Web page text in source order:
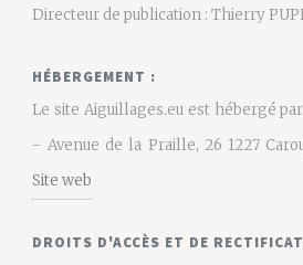
Directeur de publication : Thierry
HÉBERGEMENT :
Le site Aiguillages.eu est hébergé
- Avenue de la Praille, 26 1227
Site web
DROITS D'ACCÈS ET DE